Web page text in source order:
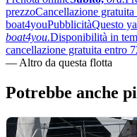
prezzoCancellazione gratuita
boat4youPubblicitàQuesto
boat4you.Disponibilità in
cancellazione gratuita entro
— Altro da questa flotta
Potrebbe anche